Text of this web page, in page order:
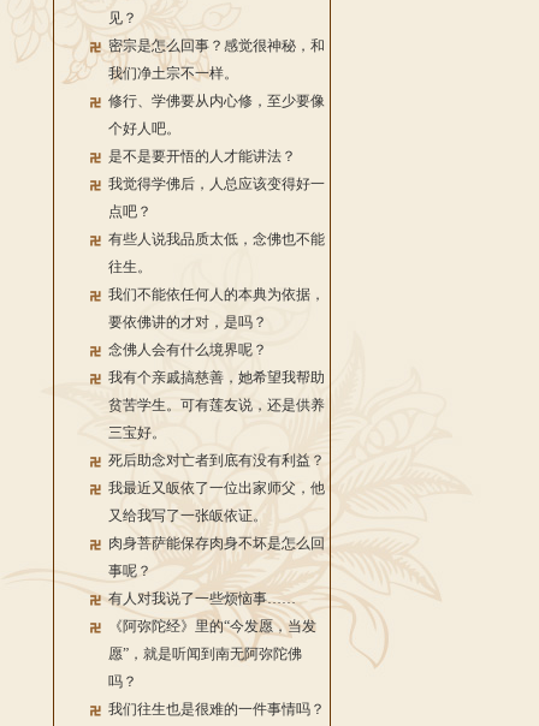
见？
密宗是怎么回事？感觉很神秘，和
我们净土宗不一样。
修行、学佛要从内心修，至少要像
个好人吧。
是不是要开悟的人才能讲法？
我觉得学佛后，人总应该变得好一
点吧？
有些人说我品质太低，念佛也不能
往生。
我们不能依任何人的本典为依据，
要依佛讲的才对，是吗？
念佛人会有什么境界呢？
我有个亲戚搞慈善，她希望我帮助
贫苦学生。可有莲友说，还是供养
三宝好。
死后助念对亡者到底有没有利益？
我最近又皈依了一位出家师父，他
又给我写了一张皈依证。
肉身菩萨能保存肉身不坏是怎么回
事呢？
有人对我说了一些烦恼事……
《阿弥陀经》里的“今发愿，当发
愿”，就是听闻到南无阿弥陀佛
吗？
我们往生也是很难的一件事情吗？